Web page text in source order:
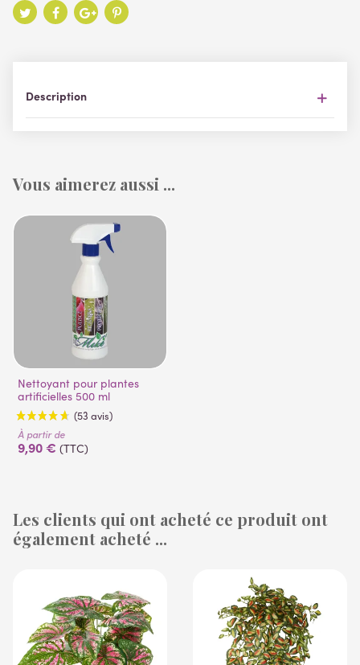
Description
Vous aimerez aussi ...
Nettoyant pour plantes
artificielles 500 ml
À partir de
9,90 € (TTC)
Les clients qui ont acheté ce produit ont
également acheté ...